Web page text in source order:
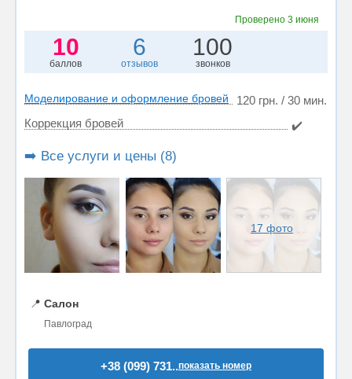
Проверено3 июня
10
баллов
6
отзывов
100
звонков
Моделирование и оформление бровей
120 грн. / 30 мин.
Коррекция бровей
✔️
➡️ Все услуги и цены (8)
17 фото
📍 Салон
Павлоград
+38 (099) 731..показать номер